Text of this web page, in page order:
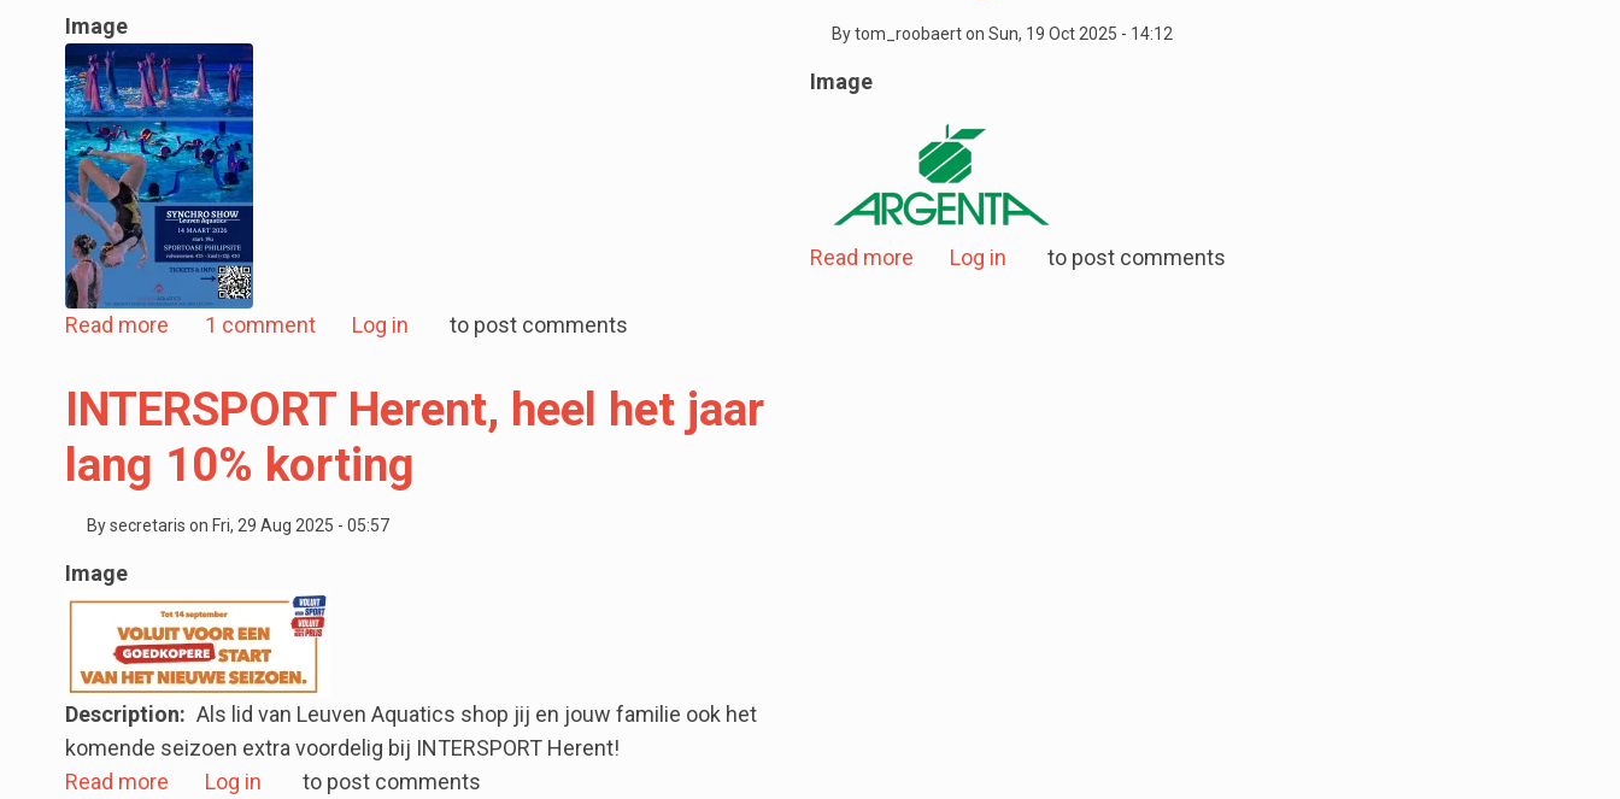
Image
Read more about synchro show op 14 maart
1 comment Log in to post comments
Bytom_roobaerton Sun, 19 Oct 2025 - 14:12
Image
Read more about Argenta Kessel-Lo & Waterpolo Leuven gaan voor derde maal in zee
Log in to post comments
INTERSPORT Herent, heel het jaar
lang 10% korting
Bysecretaris on Fri, 29 Aug 2025 - 05:57
Image
Description
Als lid van Leuven Aquatics shop jij en jouw familie ook het
komende seizoen extra voordelig bij INTERSPORT Herent!
Read more about INTERSPORT Herent, heel het jaar lang 10% korting
Log in to post comments